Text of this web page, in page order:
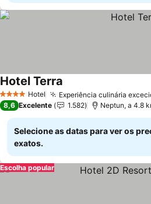
4 EstrelasHotel Experiência culinária
Hotel Terra
8,6 Excelente 1.582 Neptun, a 4.8
Selecione as datas para ver os
exatos.
Escolha popular